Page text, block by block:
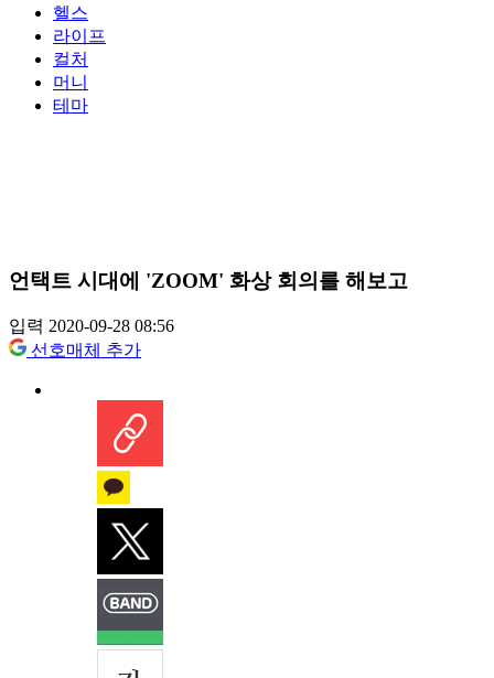
헬스
라이프
컬처
머니
테마
언택트 시대에 'ZOOM' 화상 회의를 해보고
입력 2020-09-28 08:56
선호매체 추가